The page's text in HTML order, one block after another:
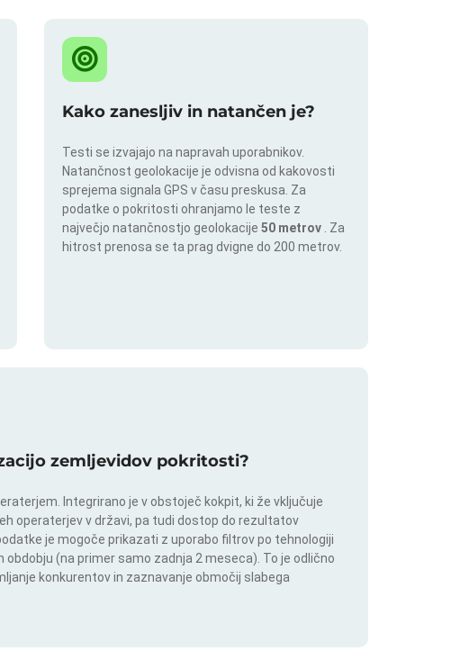
Kako zanesljiv in natančen je?
Testi se izvajajo na napravah uporabnikov.
Natančnost geolokacije je odvisna od kakovosti
sprejema signala GPS v času preskusa. Za
podatke o pokritosti ohranjamo le teste z
največjo natančnostjo geolokacije 50 metrov
. Za
hitrost prenosa se ta prag dvigne do 200 metrov.
zemljevidov pokritosti?
Integrirano je v obstoječ kokpit, ki že vključuje
operaterjev v državi, pa tudi dostop do rezultatov
je mogoče prikazati z uporabo filtrov po tehnologiji
obdobju (na primer samo zadnja 2 meseca). To je odlično
konkurentov in zaznavanje območij slabega